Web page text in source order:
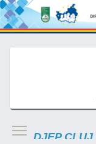
DJEP CLUJ